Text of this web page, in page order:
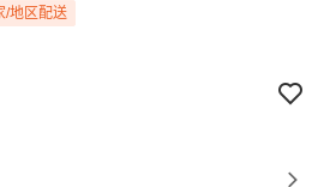
/地区配送